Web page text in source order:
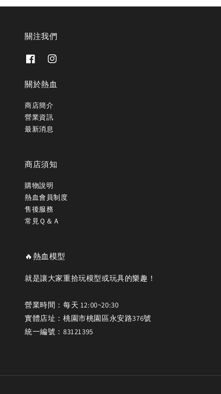
關注我們
關於熱血
商店簡介
營業資訊
最新消息
商店須知
購物說明
熱血會員制度
售後服務
常見Ｑ＆Ａ
🔥熱血模型
就是讓大家重拾玩模型或玩具的樂趣！
營業時間：每天 12:00~20:30
實體店址：桃園市桃園區永安路376號
統一編號：83121395